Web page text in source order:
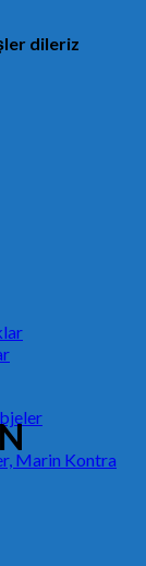
dileriz
Marin Kontra